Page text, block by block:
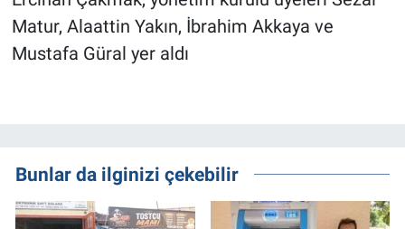
Matur, Alaattin Yakın, İbrahim Akkaya ve
Mustafa Güral yer aldı
Bunlar da ilginizi çekebilir